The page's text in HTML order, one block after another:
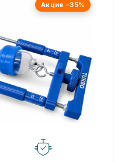
Акция −35%